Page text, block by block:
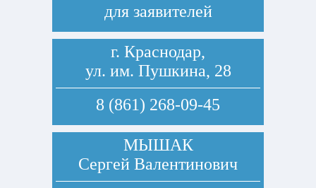
для заявителей
г. Краснодар,
ул. им. Пушкина, 28
8 (861) 268-09-45
МЫШАК
Сергей Валентинович